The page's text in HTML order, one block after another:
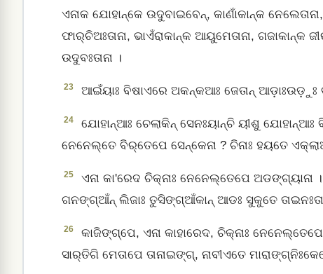
ଏନାକ ଯୋହାନ୍‌କେ ଉଦୁବାଇବେନ୍, କାଣାଁକାନ୍‌କ
ଫାର୍‌ଚିଅଃତାନା, ଭାଏଁରାକାନ୍‌କ ଆୟୁମେତାନା, ଗଜାକାନ୍‌କ
ଉଦୁବଃତାନା ।
23 ଆଇଁୟାଃ ବିଷାଏରେ ଅକନ୍‌କଆଃ ଜେତାନ୍‌ ଆଡ଼ାଃଉଡ଼ୁଃ
24
ଯୋହାନ୍‌ଆଃ ଚେଲାକିନ୍ ସେନଃୟାନ୍‌ଚି ୟୀଶୁ
ନେନେଲ୍‌ତେ ବିର୍‌ତେପେ ସେନ୍‌କେନା ? ଚିନାଃ ହୟତେ
25
ଏନା କା'ରେଦ ଚିକ୍‌ନାଃ ନେନେଲ୍‌ତେପେ
ଗନଙ୍ଗ୍‌ଆଁନ୍‌ ଲିଜାଃ ତୁସିଙ୍ଗ୍‌ଆଁକାନ୍‌ ଆଡଃ ସୁକୁତେ
26
କାଜିଙ୍ଗ୍‌ପେ, ଏନା କାହାରେଦ, ଚିକ୍‌ନାଃ
ସାର୍‌ତିଗି ମେତାପେ ତାନାଇଙ୍ଗ୍‌, ନାବୀଏତେ